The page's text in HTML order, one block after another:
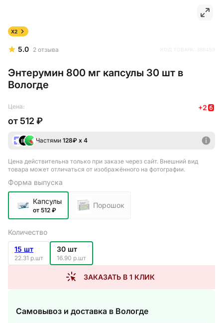
5.0 2 отзыва
Энтерумин 800 мг капсулы 30 шт в
Вологде
X2
Цена: +2
от 512 ₽
Частями 128₽ х 4
Цена действительна только при заказе через сайт. Внешний вид
товара может отличаться от изображённого на фотографии.
Форма выпуска
Капсулы
от 512 ₽
Порошок
Количество
15 шт
22.31 р.шт
30 шт
16.90 р.шт
ЗАКАЗАТЬ В 1 КЛИК
Самовывоз и доставка в Вологде